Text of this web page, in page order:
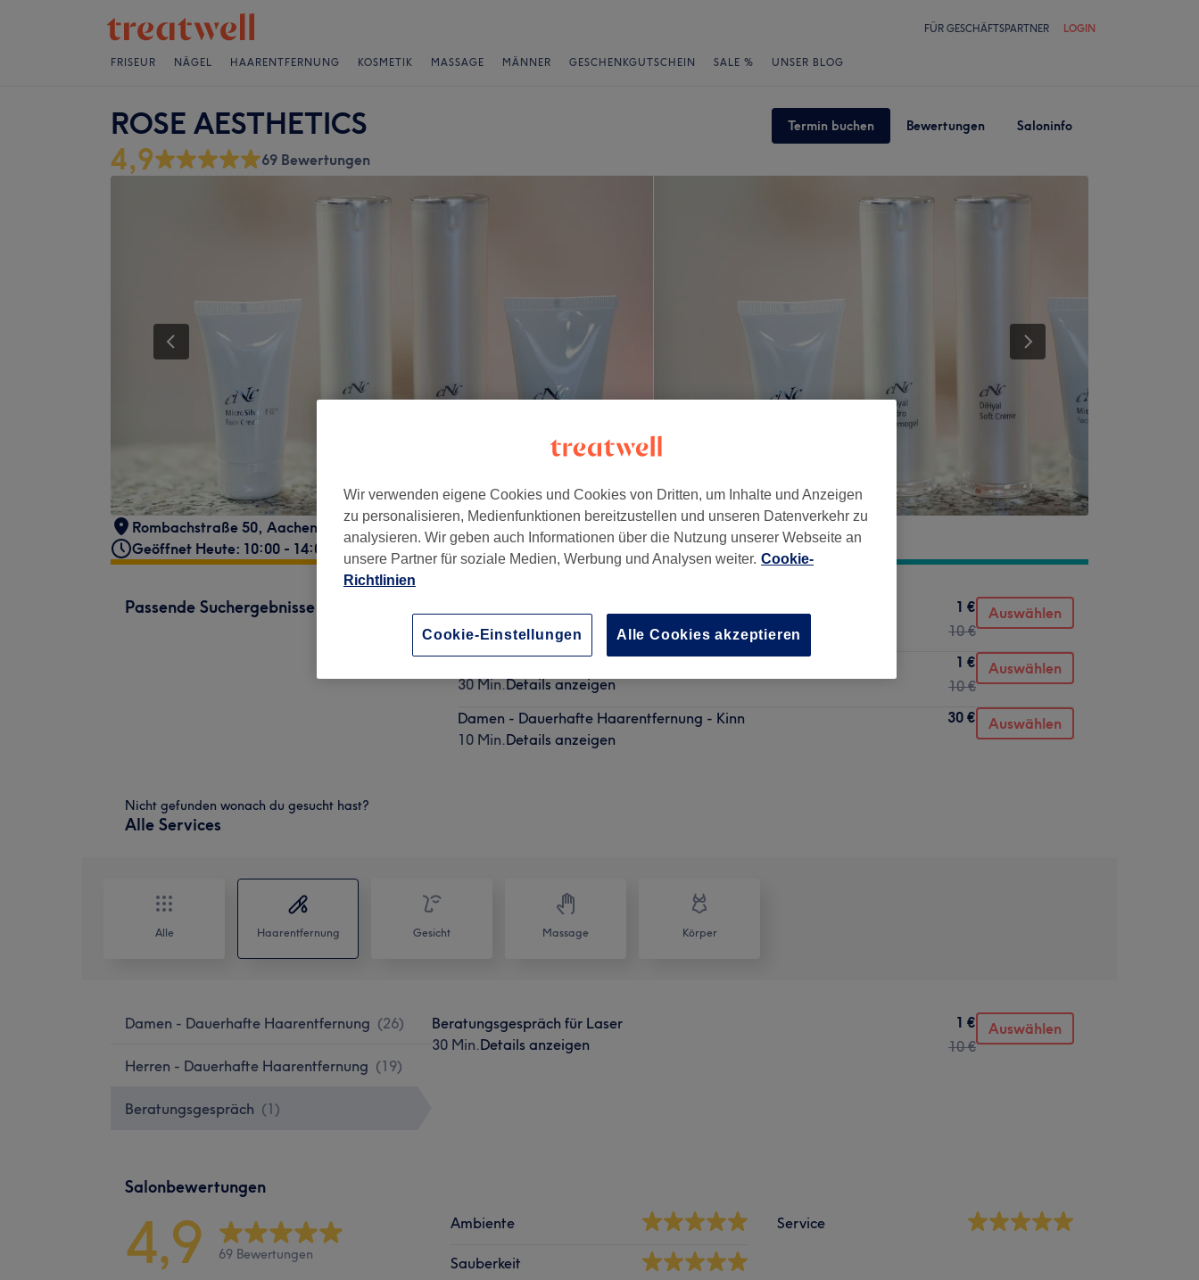
FÜR GESCHÄFTSPARTNER LOGIN
FRISEUR NÄGEL HAARENTFERNUNG KOSMETIK MASSAGE MÄNNER GESCHENKGUTSCHEIN SALE % UNSER BLOG
ROSE AESTHETICS Termin buchen Bewertungen Saloninfo
4,9 69 Bewertungen
Rombachstraße 50, Aachen
52078
Geöffnet Heute: 10:00 - 14:00
Passende Suchergebnisse
30 Min.Details anzeigen
1 €
10 €
Auswählen
Beratungsgespräch für Kosmetik
30 Min.Details anzeigen
1 €
10 €
Auswählen
Damen - Dauerhafte Haarentfernung - Kinn
10 Min.Details anzeigen
30 € Auswählen
Nicht gefunden wonach du gesucht hast?
Alle Services
Alle Haarentfernung Gesicht Massage Körper
Damen - Dauerhafte Haarentfernung (26)
Herren - Dauerhafte Haarentfernung (19)
Beratungsgespräch (1 )
Beratungsgespräch für Laser
30 Min.Details anzeigen
1 €
10 €
Auswählen
Salonbewertungen
4,9 69 Bewertungen
Ambiente
Sauberkeit
Service
Wir verwenden eigene Cookies und Cookies von Dritten, um Inhalte und Anzeigen
zu personalisieren, Medienfunktionen bereitzustellen und unseren Datenverkehr zu
analysieren. Wir geben auch Informationen über die Nutzung unserer Webseite an
unsere Partner für soziale Medien, Werbung und Analysen weiter. Cookie-
Richtlinien
Cookie-Einstellungen Alle Cookies akzeptieren